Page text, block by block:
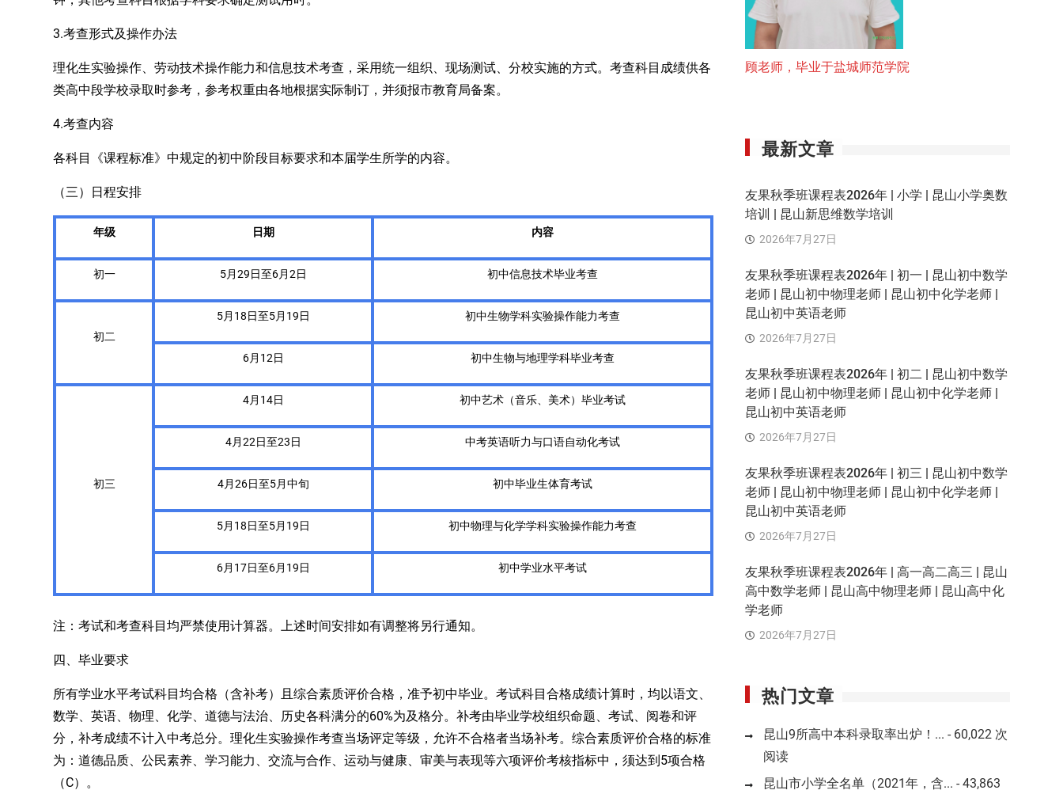
3.考查形式及操作办法
理化生实验操作、劳动技术操作能力和信息技术考查，采用统一组织、现场测试、分校实施的方式。考查科目成绩供各
类高中段学校录取时参考，参考权重由各地根据实际制订，并须报市教育局备案。
4.考查内容
各科目《课程标准》中规定的初中阶段目标要求和本届学生所学的内容。
（三）日程安排
年级 日期 内容
初一 5月29日至6月2日 初中信息技术毕业考查
初二
5月18日至5月19日 初中生物学科实验操作能力考查
6月12日 初中生物与地理学科毕业考查
初三
4月14日 初中艺术（音乐、美术）毕业考试
4月22日至23日 中考英语听力与口语自动化考试
4月26日至5月中旬 初中毕业生体育考试
5月18日至5月19日 初中物理与化学学科实验操作能力考查
6月17日至6月19日 初中学业水平考试
注： 考试和考查科目 均严禁使用计算器。 上述时间安排如有调整将另行通知。
四、毕业要求
所有学业水平考试科目均合格（含补考）且综合素质评价合格，准予初中毕业。考试科目合格成绩计算时，均以语文、
数学、英语、物理、化学、道德与法治
历史各科满分的60%为及格分。补考由毕业学校组织命题、考试、阅卷和评
分，补考成绩不计入中考总分。理化生实验操作考查当场评定等级，允许不合格者当场补考。综合素质评价合格的标准
为：道德品质、公民素养、学习能力、交流与合作、运动与健康、审美与表现等六项评价考核指标中，须达到 5项合格
（C）。
顾老师，毕业于盐城师范学院
最新文章
友果秋季班课程表2026年 | 小学 | 昆山小学奥数
培训 | 昆山新思维数学培训
2026年7月27日
友果秋季班课程表2026年 | 初一 | 昆山初中数学
老师 | 昆山初中物理老师 | 昆山初中化学老师 |
昆山初中英语老师
2026年7月27日
友果秋季班课程表2026年 | 初二 | 昆山初中数学
老师 | 昆山初中物理老师 | 昆山初中化学老师 |
昆山初中英语老师
2026年7月27日
友果秋季班课程表2026年 | 初三 | 昆山初中数学
老师 | 昆山初中物理老师 | 昆山初中化学老师 |
昆山初中英语老师
2026年7月27日
友果秋季班课程表2026年 | 高一高二高三 | 昆山
高中数学老师 | 昆山高中物理老师 | 昆山高中化
学老师
2026年7月27日
热门文章
昆山9所高中本科录取率出炉！... - 60,022 次
阅读
昆山市小学全名单（2021年，含... - 43,863